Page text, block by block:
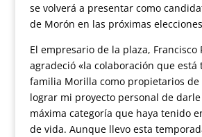
se volverá a presentar como
de Morón en las próximas
El empresario de la plaza, Francisco
agradeció «la colaboración que está
familia Morilla como propietarios de
lograr mi proyecto personal de darle
máxima categoría que haya tenido
de vida. Aunque llevo esta